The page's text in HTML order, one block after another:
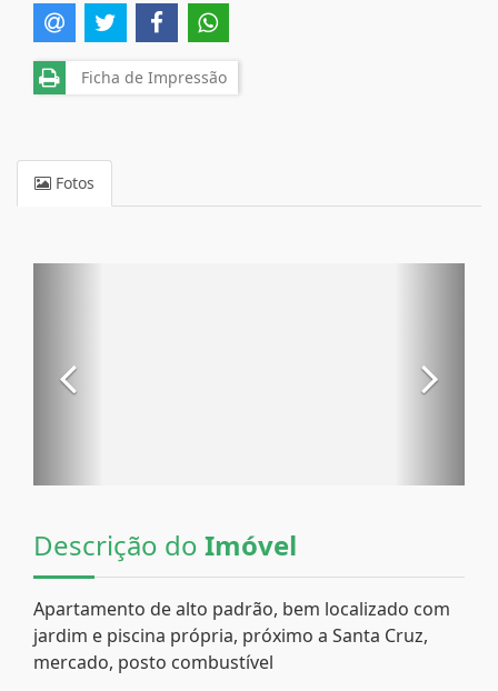
Ficha de Impressão
Fotos
Descrição do Imóvel
Apartamento de alto padrão, bem localizado com
jardim e piscina própria, próximo a Santa Cruz,
mercado, posto combustível